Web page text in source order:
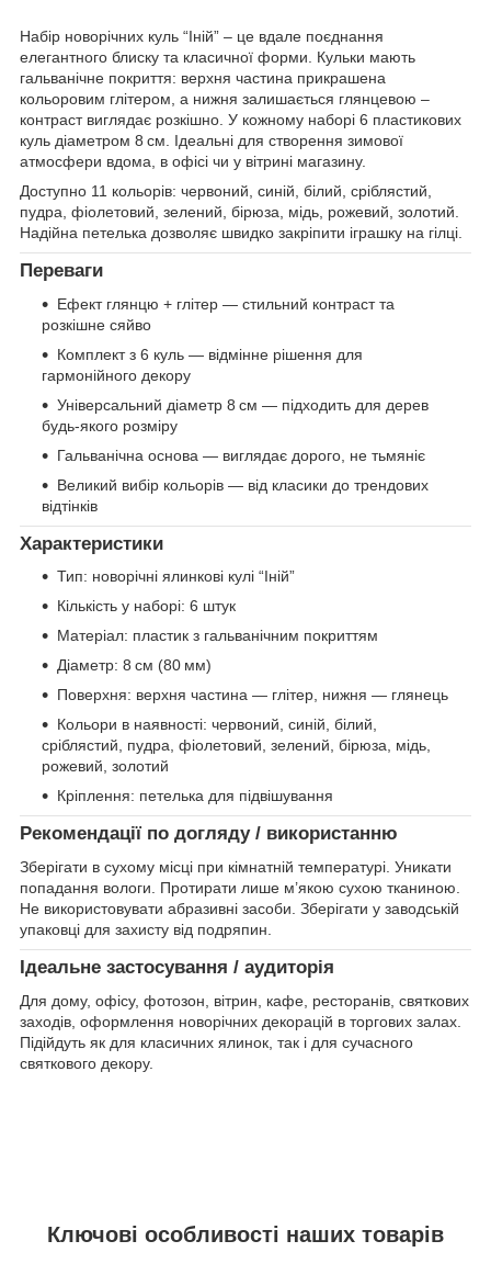
Набір новорічних куль “Іній” – це вдале поєднання
елегантного блиску та класичної форми. Кульки мають
гальванічне покриття: верхня частина прикрашена
кольоровим глітером, а нижня залишається глянцевою –
контраст виглядає розкішно. У кожному наборі 6 пластикових
куль діаметром 8 см. Ідеальні для створення зимової
атмосфери вдома, в офісі чи у вітрині магазину.
Доступно 11 кольорів: червоний, синій, білий, сріблястий,
пудра, фіолетовий, зелений, бірюза, мідь, рожевий, золотий.
Надійна петелька дозволяє швидко закріпити іграшку на гілці.
Переваги
Ефект глянцю + глітер — стильний контраст та
розкішне сяйво
Комплект з 6 куль — відмінне рішення для
гармонійного декору
Універсальний діаметр 8 см — підходить для дерев
будь-якого розміру
Гальванічна основа — виглядає дорого, не тьмяніє
Великий вибір кольорів — від класики до трендових
відтінків
Характеристики
Тип: новорічні ялинкові кулі “Іній”
Кількість у наборі: 6 штук
Матеріал: пластик з гальванічним покриттям
Діаметр: 8 см (80 мм)
Поверхня: верхня частина — глітер, нижня — глянець
Кольори в наявності: червоний, синій, білий,
сріблястий, пудра, фіолетовий, зелений, бірюза, мідь,
рожевий, золотий
Кріплення: петелька для підвішування
Рекомендації по догляду / використанню
Зберігати в сухому місці при кімнатній температурі. Уникати
попадання вологи. Протирати лише м’якою сухою тканиною.
Не використовувати абразивні засоби. Зберігати у заводській
упаковці для захисту від подряпин.
Ідеальне застосування / аудиторія
Для дому, офісу, фотозон, вітрин, кафе, ресторанів, святкових
заходів, оформлення новорічних декорацій в торгових залах.
Підійдуть як для класичних ялинок, так і для сучасного
святкового декору.
Ключові особливості наших товарів